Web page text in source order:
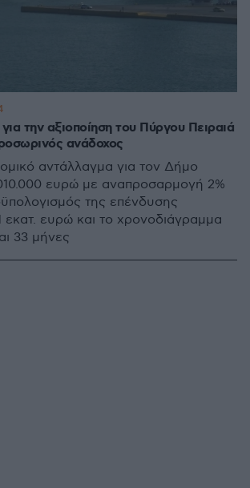
την αξιοποίηση του Πύργου Πειραιά
ανάδοχος
αντάλλαγμα για τον Δήμο
ευρώ με αναπροσαρμογή 2%
της επένδυσης
εκατ. ευρώ και το χρονοδιάγραμμα
33 μήνες